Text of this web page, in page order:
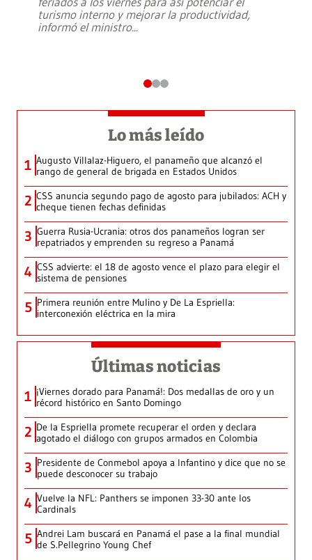
turismo interno y mejorar la productividad,
informó el ministro...
Lo más leído
1 Augusto Villalaz-Higuero, el panameño que alcanzó el
rango de general de brigada en Estados Unidos
2 CSS anuncia segundo pago de agosto para jubilados: ACH y
cheque tienen fechas definidas
3 Guerra Rusia-Ucrania: otros dos panameños logran ser
repatriados y emprenden su regreso a Panamá
4 CSS advierte: el 18 de agosto vence el plazo para elegir el
sistema de pensiones
5 Primera reunión entre Mulino y De La Espriella:
interconexión eléctrica en la mira
Últimas noticias
1 ¡Viernes dorado para Panamá!: Dos medallas de oro y un
récord histórico en Santo Domingo
2 De la Espriella promete recuperar el orden y declara
agotado el diálogo con grupos armados en Colombia
3 Presidente de Conmebol apoya a Infantino y dice que no se
puede desconocer su trabajo
4 Vuelve la NFL: Panthers se imponen 33-30 ante los
Cardinals
5 Andrei Lam buscará en Panamá el pase a la final mundial
de S.Pellegrino Young Chef